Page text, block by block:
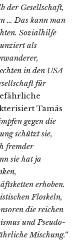
der Gesellschaft,
… Das kann man
Sozialhilfe
als
in den USA
für
Tamás
gegen die
schützt sie,
fremder
sie hat ja
erhoben.
Floskeln,
die reichen
und Pseudo-
Mischung.“